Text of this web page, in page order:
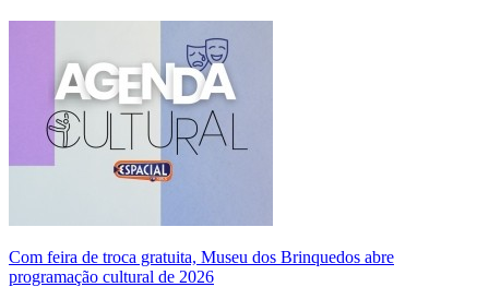
Com feira de troca gratuita, Museu dos Brinquedos abre
programação cultural de 2026